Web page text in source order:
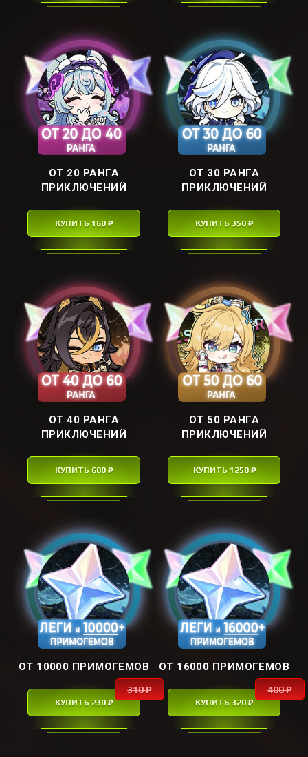
ОТ 20 РАНГА
ПРИКЛЮЧЕНИЙ
КУПИТЬ 160 ₽
ОТ 30 РАНГА
ПРИКЛЮЧЕНИЙ
КУПИТЬ 350 ₽
ОТ 40 РАНГА
ПРИКЛЮЧЕНИЙ
КУПИТЬ 600 ₽
ОТ 50 РАНГА
ПРИКЛЮЧЕНИЙ
КУПИТЬ 1250 ₽
ОТ 10000 ПРИМОГЕМОВ
КУПИТЬ 230 ₽
310 ₽
ОТ 16000 ПРИМОГЕМОВ
КУПИТЬ 320 ₽
400 ₽